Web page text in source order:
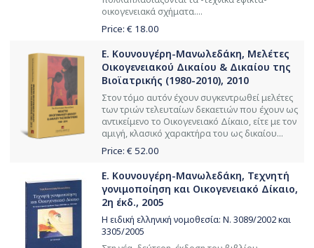
οικογενειακά σχήματα....
Price: € 18.00
Ε. Κουνουγέρη-Μανωλεδάκη, Μελέτες
Οικογενειακού Δικαίου & Δικαίου της
Βιοϊατρικής (1980-2010), 2010
Στον τόμο αυτόν έχουν συγκεντρωθεί μελέτες
των τριών τελευταίων δεκαετιών που έχουν ως
αντικείμενο το Οικογενειακό Δίκαιο, είτε με τον
αμιγή, κλασικό χαρακτήρα του ως δικαίου...
Price: € 52.00
Ε. Κουνουγέρη-Μανωλεδάκη, Τεχνητή
γονιμοποίηση και Οικογενειακό Δίκαιο,
2η έκδ., 2005
Η ειδική ελληνική νομοθεσία: Ν. 3089/2002 και
3305/2005